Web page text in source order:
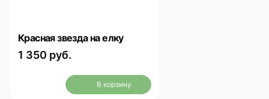
Красная звезда на елку
1 350 руб.
В корзину